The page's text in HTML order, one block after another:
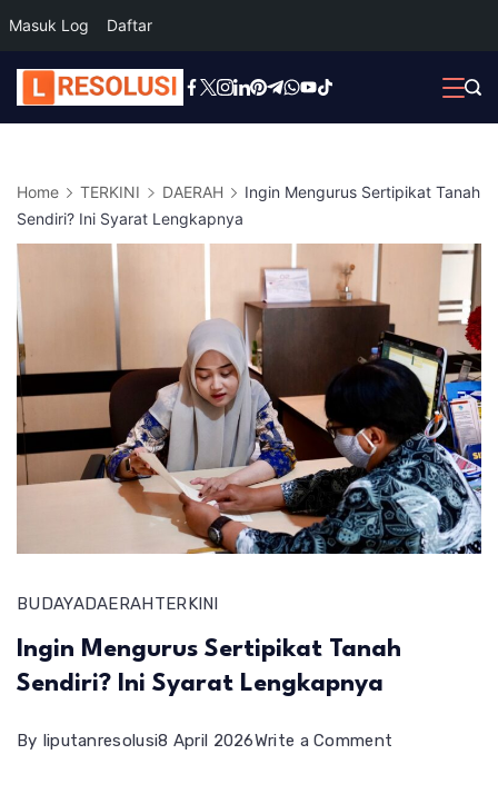
Masuk Log Daftar
Skip
to
Home TERKINI DAERAH
Ingin Mengurus Sertipikat Tanah
Sendiri? Ini Syarat Lengkapnya
BUDAYADAERAHTERKINI
Ingin Mengurus Sertipikat Tanah
Sendiri? Ini Syarat Lengkapnya
By liputanresolusi8 April 2026Write a Comment